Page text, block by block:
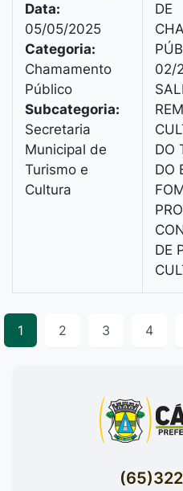
Data:
05/05/2025
Categoria:
Chamamento
Público
Subcategoria:
Secretaria
Municipal de
Turismo e
Cultura
DE
02/
DO
DO
DE
1 2 3 4